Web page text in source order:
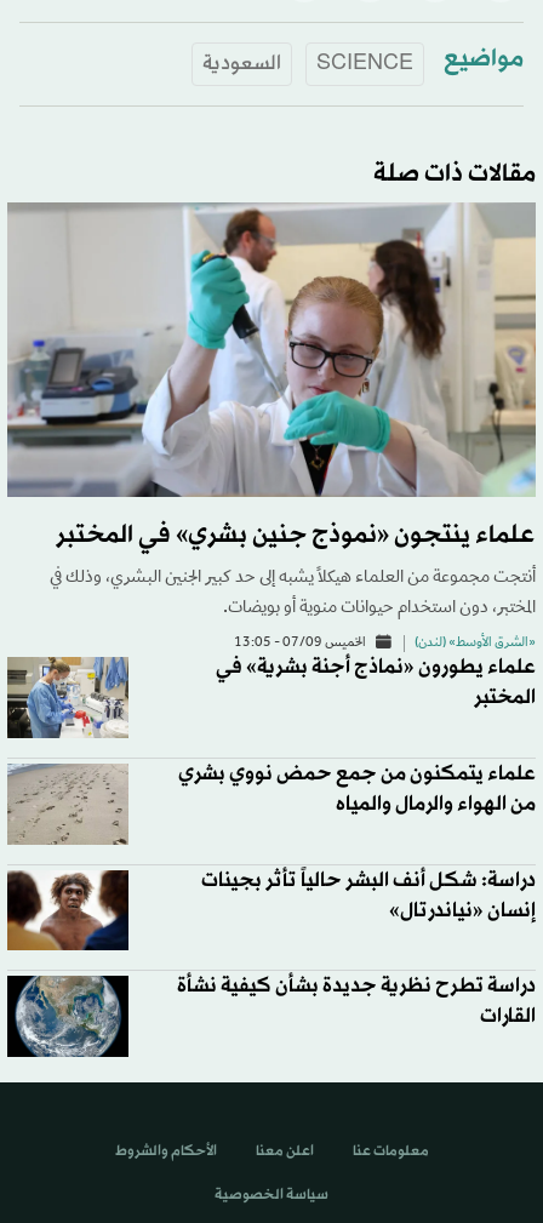
مواضيع SCIENCE السعودية
مقالات ذات صلة
علماء ينتجون «نموذج جنين بشري» في المختبر
أنتجت مجموعة من العلماء هيكلاً يشبه إلى حد كبير الجنين البشري، وذلك في
المختبر، دون استخدام حيوانات منوية أو بويضات.
«الشرق الأوسط» (لندن) الخميس 07/09 - 13:05
علماء يطورون «نماذج أجنة بشرية» في
المختبر
علماء يتمكنون من جمع حمض نووي بشري
من الهواء والرمال والمياه
دراسة: شكل أنف البشر حالياً تأثر بجينات
إنسان «نياندرتال»
دراسة تطرح نظرية جديدة بشأن كيفية نشأة
القارات
معلومات عنا اعلن معنا الأحكام والشروط
سياسة الخصوصية